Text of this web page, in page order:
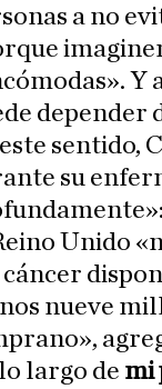
a no
Y
depender
sentido,
su
Unido
nueve
largo de mi